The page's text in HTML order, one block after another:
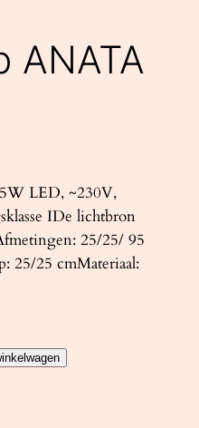
ANATA
LED, ~230V,
IDe lichtbron
25/25/ 95
25/25 cmMateriaal: